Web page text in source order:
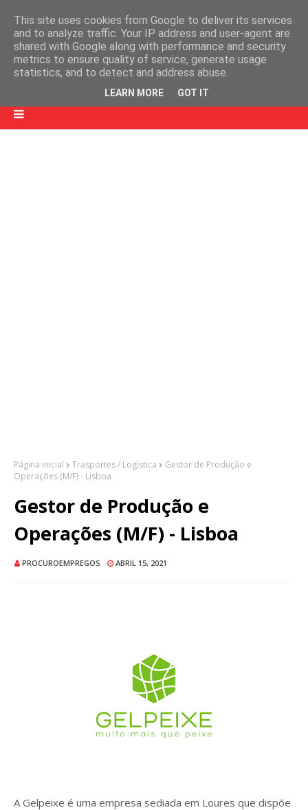
Página inicial Trasportes / Logística
Gestor de Produção e
Operações (M/F) - Lisboa
Gestor de Produção e
Operações (M/F) - Lisboa
PROCUROEMPREGOS ABRIL 15, 2021
A Gelpeixe é uma empresa sediada em Loures que dispõe
This site uses cookies from Google to deliver its services
and to analyze traffic. Your IP address and user-agent are
shared with Google along with performance and security
metrics to ensure quality of service, generate usage
statistics, and to detect and address abuse.
LEARN MORE GOT IT